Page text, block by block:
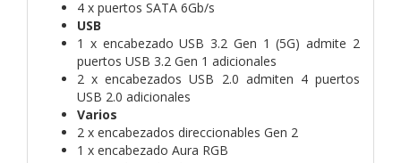
4 x puertos SATA 6Gb/s
USB
1 x encabezado USB 3.2 Gen 1 (5G) admite 2
puertos USB 3.2 Gen 1 adicionales
2 x encabezados USB 2.0 admiten 4 puertos
USB 2.0 adicionales
Varios
2 x encabezados direccionables Gen 2
1 x encabezado Aura RGB